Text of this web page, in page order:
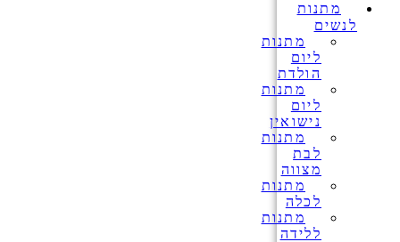
מתנות
לנשים
מתנות
ליום
הולדת
מתנות
ליום
נישואין
מתנות
לבת
מצווה
מתנות
לכלה
מתנות
ללידה